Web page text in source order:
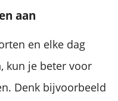
aan
en elke dag
kun je beter voor
Denk bijvoorbeeld